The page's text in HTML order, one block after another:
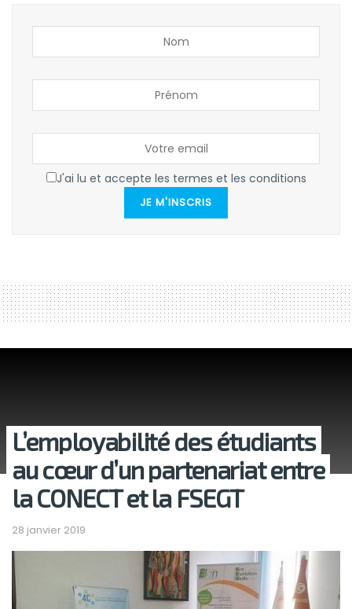
J'ai lu et accepte les termes et les conditions
JE M'INSCRIS
L’employabilité des étudiants
au cœur d’un partenariat entre
la CONECT et la FSEGT
28 janvier 2019